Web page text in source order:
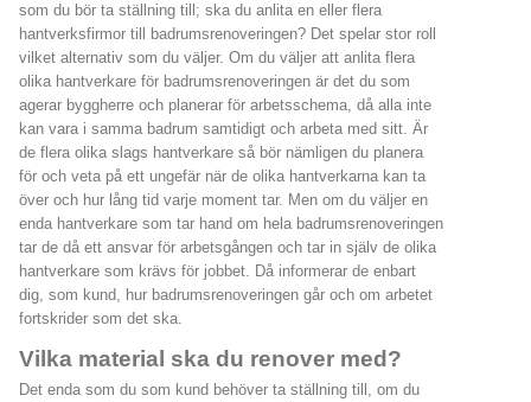
som du bör ta ställning till; ska du anlita en eller flera
hantverksfirmor till badrumsrenoveringen? Det spelar stor roll
vilket alternativ som du väljer. Om du väljer att anlita flera
olika hantverkare för badrumsrenoveringen är det du som
agerar byggherre och planerar för arbetsschema, då alla inte
kan vara i samma badrum samtidigt och arbeta med sitt. Är
de flera olika slags hantverkare så bör nämligen du planera
för och veta på ett ungefär när de olika hantverkarna kan ta
över och hur lång tid varje moment tar. Men om du väljer en
enda hantverkare som tar hand om hela badrumsrenoveringen
tar de då ett ansvar för arbetsgången och tar in själv de olika
hantverkare som krävs för jobbet. Då informerar de enbart
dig, som kund, hur badrumsrenoveringen går och om arbetet
fortskrider som det ska.
Vilka material ska du renover med?
Det enda som du som kund behöver ta ställning till, om du